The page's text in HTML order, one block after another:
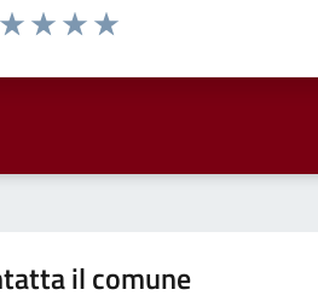
da 1 a 5 stelle la pagina
il comune